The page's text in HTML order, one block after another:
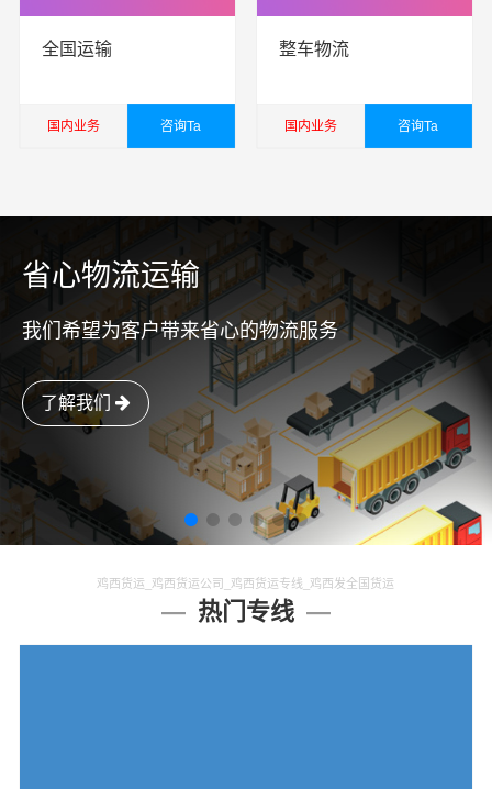
全国运输
国内业务 咨询Ta
整车物流
国内业务 咨询Ta
省心物流运输
我们希望为客户带来省心的物流服务
了解我们
鸡西货运_鸡西货运公司_鸡西货运专线_鸡西发全国货运
热门专线